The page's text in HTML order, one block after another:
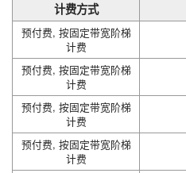
计费方式
预付费, 按固定带宽阶梯
计费
预付费, 按固定带宽阶梯
计费
预付费, 按固定带宽阶梯
计费
预付费, 按固定带宽阶梯
计费